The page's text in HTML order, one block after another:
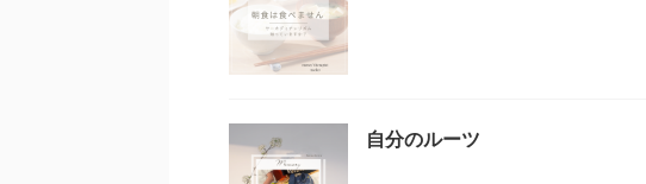
自分のルーツ